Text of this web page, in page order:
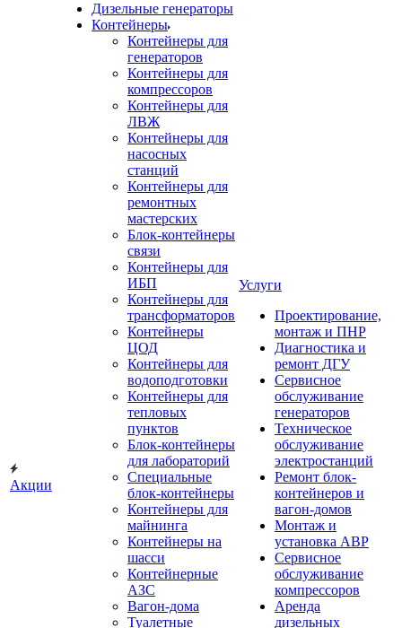
Акции
Дизельные генераторы
Контейнеры
Контейнеры для
генераторов
Контейнеры для
компрессоров
Контейнеры для
ЛВЖ
Контейнеры для
насосных
станций
Контейнеры для
ремонтных
мастерских
Блок-контейнеры
связи
Контейнеры для
ИБП
Контейнеры для
трансформаторов
Контейнеры
ЦОД
Контейнеры для
водоподготовки
Контейнеры для
тепловых
пунктов
Блок-контейнеры
для лабораторий
Специальные
блок-контейнеры
Контейнеры для
майнинга
Контейнеры на
шасси
Контейнерные
АЗС
Вагон-дома
Туалетные
Услуги
Проектирование,
монтаж и ПНР
Диагностика и
ремонт ДГУ
Сервисное
обслуживание
генераторов
Техническое
обслуживание
электростанций
Ремонт блок-
контейнеров и
вагон-домов
Монтаж и
установка АВР
Сервисное
обслуживание
компрессоров
Аренда
дизельных